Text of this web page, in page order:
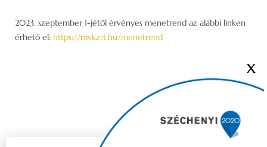
2023. szeptember 1-jétől érvényes menetrend az alábbi linken
érhető el: https://mvkzrt.hu/menetrend
X